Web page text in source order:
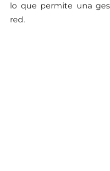
lo que permite una
red.